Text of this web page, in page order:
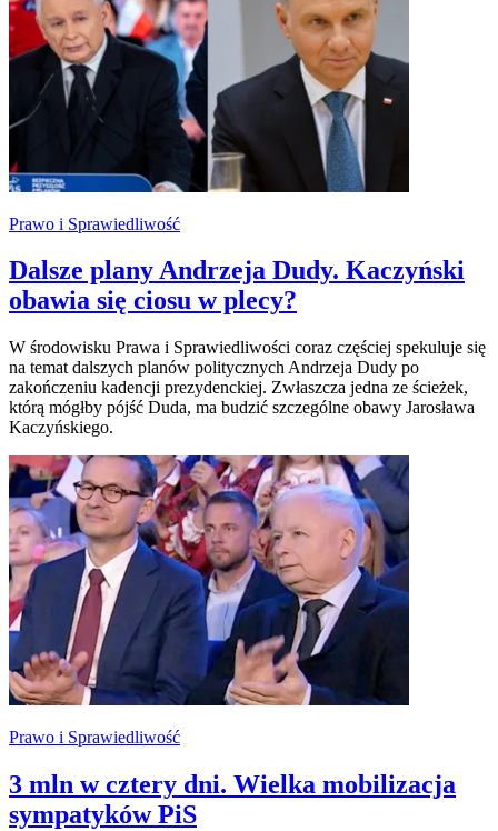
Prawo i Sprawiedliwość
Dalsze plany Andrzeja Dudy. Kaczyński
obawia się ciosu w plecy?
W środowisku Prawa i Sprawiedliwości coraz częściej spekuluje się
na temat dalszych planów politycznych Andrzeja Dudy po
zakończeniu kadencji prezydenckiej. Zwłaszcza jedna ze ścieżek,
którą mógłby pójść Duda, ma budzić szczególne obawy Jarosława
Kaczyńskiego.
Prawo i Sprawiedliwość
3 mln w cztery dni. Wielka mobilizacja
sympatyków PiS